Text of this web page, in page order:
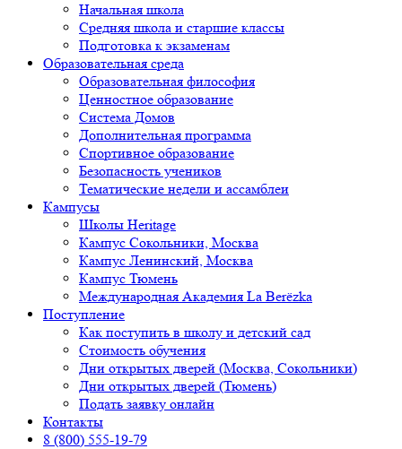
Начальная школа
Средняя школа и старшие классы
Подготовка к экзаменам
Образовательная среда
Образовательная философия
Ценностное образование
Система Домов
Дополнительная программа
Спортивное образование
Безопасность учеников
Тематические недели и ассамблеи
Кампусы
Школы Heritage
Кампус Сокольники, Москва
Кампус Ленинский, Москва
Кампус Тюмень
Международная Академия La Berёzka
Поступление
Как поступить в школу и детский сад
Стоимость обучения
Дни открытых дверей (Москва, Сокольники)
Дни открытых дверей (Тюмень)
Подать заявку онлайн
Контакты
8 (800) 555-19-79